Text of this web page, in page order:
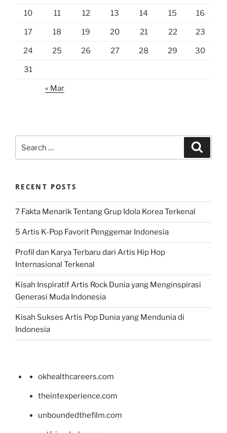
10 11 12 13 14 15 16
17 18 19 20 21 22 23
24 25 26 27 28 29 30
31
« Mar
for:
RECENT POSTS
7 Fakta Menarik Tentang Grup Idola Korea Terkenal
5 Artis K-Pop Favorit Penggemar Indonesia
Profil dan Karya Terbaru dari Artis Hip Hop
Internasional Terkenal
Kisah Inspiratif Artis Rock Dunia yang Menginspirasi
Generasi Muda Indonesia
Kisah Sukses Artis Pop Dunia yang Mendunia di
Indonesia
okhealthcareers.com
theintexperience.com
unboundedthefilm.com